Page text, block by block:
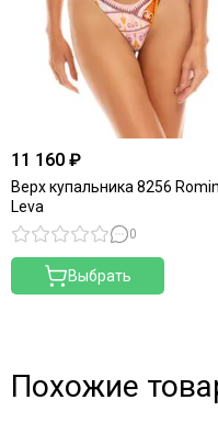
11 160 ₽
Верх купальника 8256
Leva
0
Выбрать
Похожие